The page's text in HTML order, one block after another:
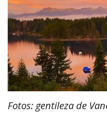
Fotos: gentileza de